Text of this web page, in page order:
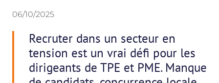
06/10/2025
Recruter dans un secteur en
tension est un vrai défi pour les
dirigeants de TPE et PME. Manque